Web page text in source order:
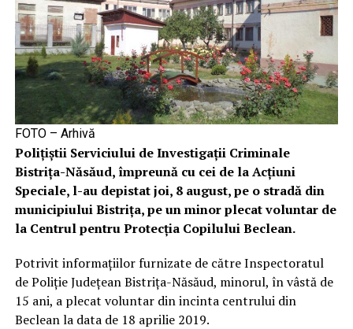
FOTO – Arhivă
Polițiștii Serviciului de Investigații Criminale
Bistrița-Năsăud, împreună cu cei de la Acțiuni
Speciale, l-au depistat joi, 8 august, pe o stradă din
municipiului Bistrița, pe un minor plecat voluntar de
la Centrul pentru Protecția Copilului Beclean.
Potrivit informațiilor furnizate de către Inspectoratul
de Poliție Județean Bistrița-Năsăud, minorul, în vâstă de
15 ani, a plecat voluntar din incinta centrului din
Beclean la data de 18 aprilie 2019.